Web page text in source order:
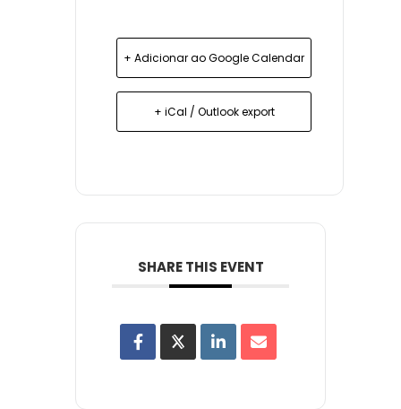
+ Adicionar ao Google Calendar
+ iCal / Outlook export
SHARE THIS EVENT